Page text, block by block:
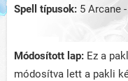
Spell típusok: 5 Arcane
Módosított lap: Ez a
módosítva lett a pakli